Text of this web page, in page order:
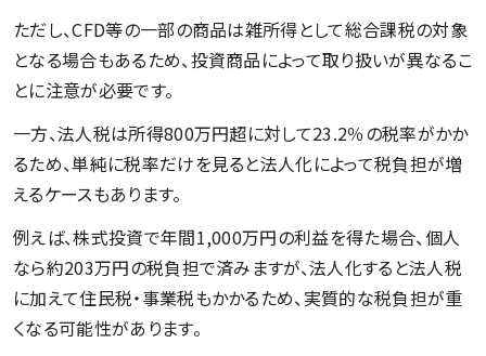
ただし、CFD等の一部の商品は雑所得として総合課税の対象
となる場合もあるため、投資商品によって取り扱いが異なるこ
とに注意が必要です。
一方、法人税は所得800万円超に対して23.2％の税率がかか
るため、単純に税率だけを見ると法人化によって税負担が増
えるケースもあります。
例えば、株式投資で年間1,000万円の利益を得た場合、個人
なら約203万円の税負担で済みますが、法人化すると法人税
に加えて住民税・事業税もかかるため、実質的な税負担が重
くなる可能性があります。